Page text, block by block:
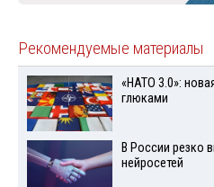
Рекомендуемые материалы
«НАТО 3.0»:
глюками
В России резко
нейросетей